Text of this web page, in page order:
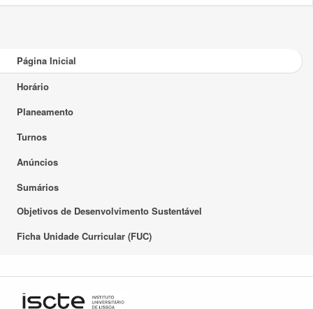
Página Inicial
Horário
Planeamento
Turnos
Anúncios
Sumários
Objetivos de Desenvolvimento Sustentável
Ficha Unidade Curricular (FUC)